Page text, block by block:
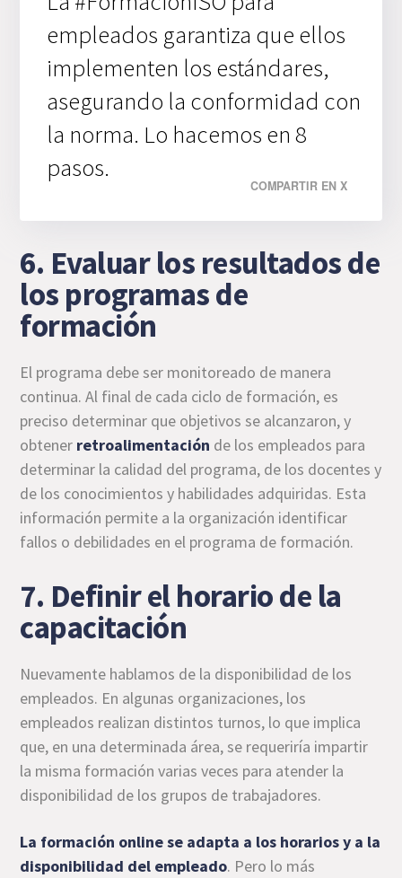
empleados garantiza que ellos
implementen los estándares,
asegurando la conformidad con
la norma. Lo hacemos en 8
pasos.
COMPARTIR EN X
6. Evaluar los resultados de
los programas de
formación
El programa debe ser monitoreado de manera
continua. Al final de cada ciclo de formación, es
preciso determinar que objetivos se alcanzaron, y
obtener retroalimentación de los empleados para
determinar la calidad del programa, de los docentes y
de los conocimientos y habilidades adquiridas. Esta
información permite a la organización identificar
fallos o debilidades en el programa de formación.
7. Definir el horario de la
capacitación
Nuevamente hablamos de la disponibilidad de los
empleados. En algunas organizaciones, los
empleados realizan distintos turnos, lo que implica
que, en una determinada área, se requeriría impartir
la misma formación varias veces para atender la
disponibilidad de los grupos de trabajadores.
La formación onlinese adapta a los horarios y a la
disponibilidad del empleado. Pero lo más